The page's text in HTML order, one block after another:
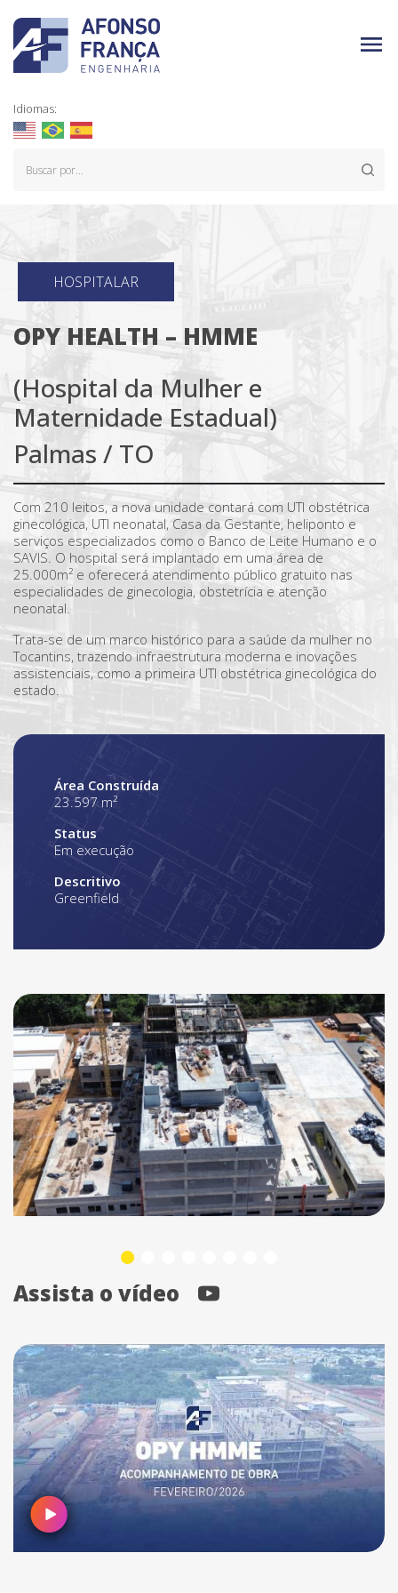
Idiomas:
HOSPITALAR
OPY HEALTH – HMME
(Hospital da Mulher e
Maternidade Estadual)
Palmas / TO
Com 210 leitos, a nova unidade contará com UTI obstétrica
ginecológica, UTI neonatal, Casa da Gestante, heliponto e
serviços especializados como o Banco de Leite Humano e o
SAVIS. O hospital será implantado em uma área de
25.000m² e oferecerá atendimento público gratuito nas
especialidades de ginecologia, obstetrícia e atenção
neonatal.
Trata-se de um marco histórico para a saúde da mulher no
Tocantins, trazendo infraestrutura moderna e inovações
assistenciais, como a primeira UTI obstétrica ginecológica do
estado.
Área Construída
23.597 m²
Status
Em execução
Descritivo
Greenfield
Assista o vídeo